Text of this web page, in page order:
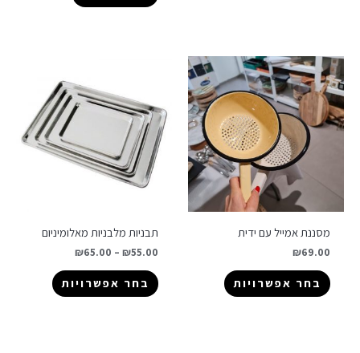
מסננת אמייל עם ידית
₪69.00
בחר אפשרויות
תבניות מלבניות מאלומיניום
₪55.00
–
₪65.00
בחר אפשרויות